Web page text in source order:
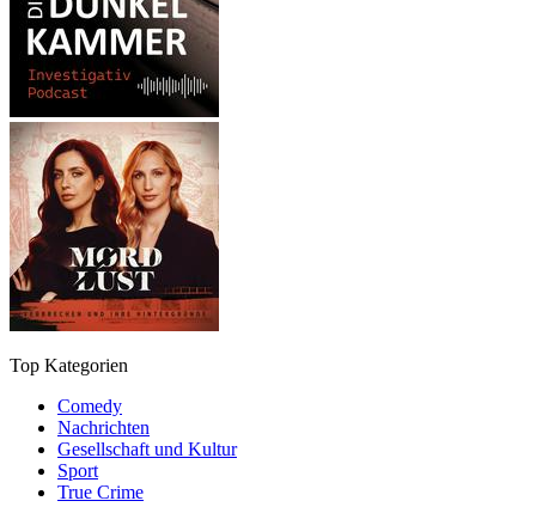
Top Kategorien
Comedy
Nachrichten
Gesellschaft und Kultur
Sport
True Crime